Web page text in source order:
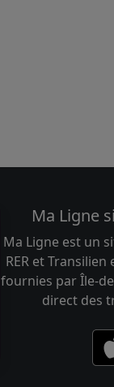
Ma Ligne
Ma Ligne est un
RER et
fournies par Île-
direct des